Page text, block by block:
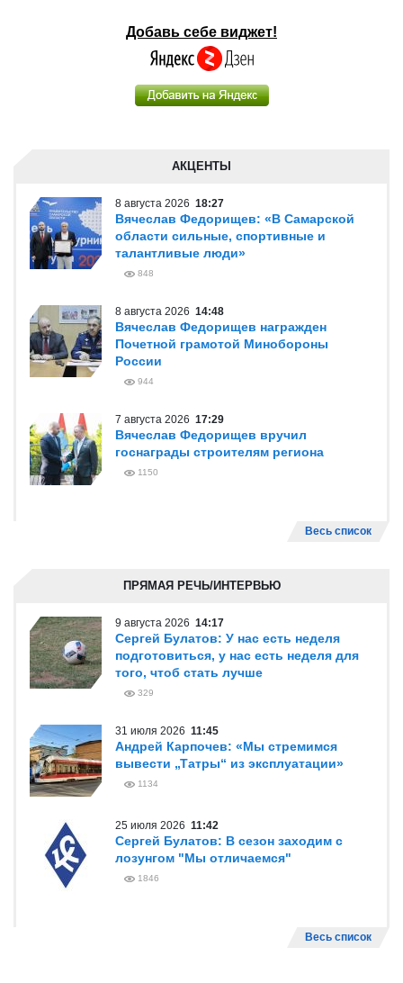
Добавь себе виджет!
АКЦЕНТЫ
8 августа 2026 18:27
Вячеслав Федорищев: «В Самарской
области сильные, спортивные и
талантливые люди»
848
8 августа 2026 14:48
Вячеслав Федорищев награжден
Почетной грамотой Минобороны
России
944
7 августа 2026 17:29
Вячеслав Федорищев вручил
госнаграды строителям региона
1150
Весь список
ПРЯМАЯ РЕЧЬ/ИНТЕРВЬЮ
9 августа 2026 14:17
Сергей Булатов: У нас есть неделя
подготовиться, у нас есть неделя для
того, чтоб стать лучше
329
31 июля 2026 11:45
Андрей Карпочев: «Мы стремимся
вывести „Татры“ из эксплуатации»
1134
25 июля 2026 11:42
Сергей Булатов: В сезон заходим с
лозунгом "Мы отличаемся"
1846
Весь список